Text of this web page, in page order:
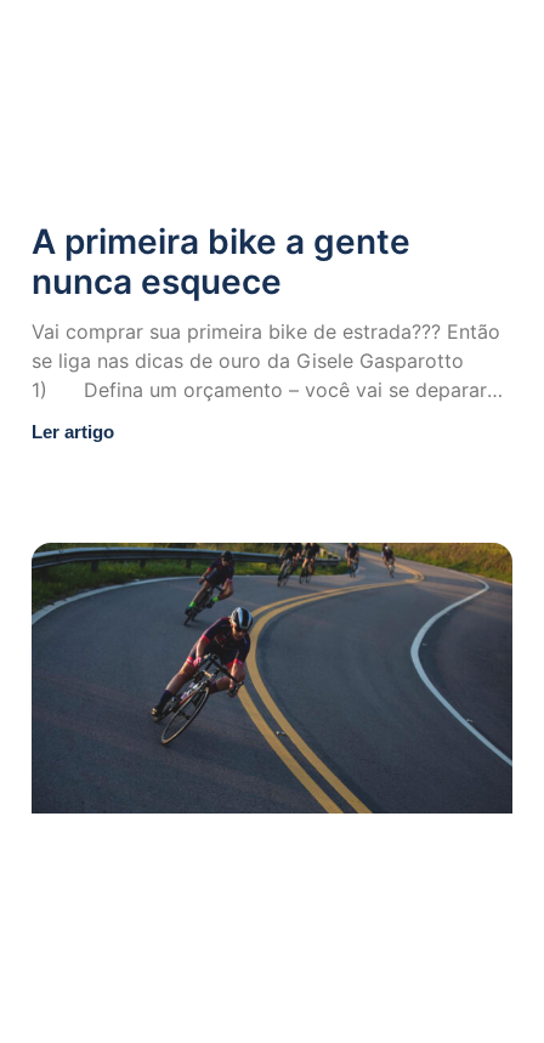
A primeira bike a gente
nunca esquece
Vai comprar sua primeira bike de estrada??? Então
se liga nas dicas de ouro da Gisele Gasparotto
1) Defina um orçamento – você vai se deparar
Ler artigo